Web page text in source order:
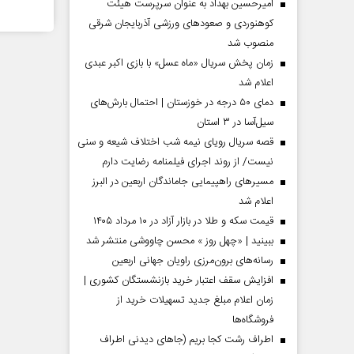
امیرحسین بهداد به عنوان سرپرست هیئت
کوهنوردی و صعودهای ورزشی آذربایجان شرقی
منصوب شد
زمان پخش سریال «ماه عسل» با بازی اکبر عبدی
اعلام شد
دمای ۵۰ درجه در خوزستان | احتمال بارش‌های
سیل‌آسا در ۳ استان
قصه سریال رویای نیمه شب اختلاف شیعه و سنی
نیست/ از روند اجرای فیلمنامه رضایت دارم
مسیر‌های راهپیمایی جاماندگان اربعین در البرز
اعلام شد
قیمت سکه و طلا در بازار آزاد در ۱۰ مرداد ۱۴۰۵
ببینید | «چهل روز » محسن چاووشی منتشر شد
رسانه‌های برون‌مرزی راویان جهانی اربعین
افزایش سقف اعتبار خرید بازنشستگان کشوری |
زمان اعلام مبلغ جدید تسهیلات خرید از
فروشگاه‌ها
اطراف رشت کجا بریم (جاهای دیدنی اطراف
صفحات نخست روزنامه ها‌ی‌سه‌شنبه ۶ مردادماه